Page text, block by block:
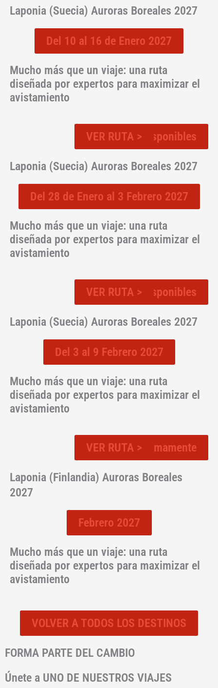
Laponia (Suecia) Auroras Boreales 2027
Del 10 al 16 de Enero 2027
Mucho más que un viaje: una ruta
diseñada por expertos para maximizar el
avistamiento
Plazas disponibles
Laponia (Suecia) Auroras Boreales 2027
Del 28 de Enero al 3 Febrero 2027
Mucho más que un viaje: una ruta
diseñada por expertos para maximizar el
avistamiento
VER RUTA >
Plazas disponibles
Laponia (Suecia) Auroras Boreales 2027
Del 3 al 9 Febrero 2027
Mucho más que un viaje: una ruta
diseñada por expertos para maximizar el
avistamiento
VER RUTA >
Proximamente
Laponia (Finlandia) Auroras Boreales
2027
Febrero 2027
Mucho más que un viaje: una ruta
diseñada por expertos para maximizar el
avistamiento
VER RUTA >
VOLVER A TODOS LOS DESTINOS
FORMA PARTE DEL CAMBIO
Únete a UNO DE NUESTROS VIAJES